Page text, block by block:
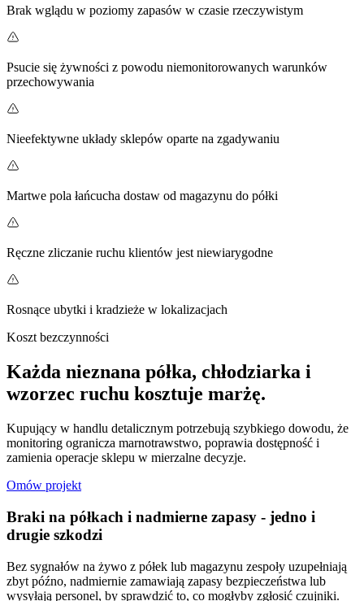
Brak wglądu w poziomy zapasów w czasie rzeczywistym
Psucie się żywności z powodu niemonitorowanych warunków
przechowywania
Nieefektywne układy sklepów oparte na zgadywaniu
Martwe pola łańcucha dostaw od magazynu do półki
Ręczne zliczanie ruchu klientów jest niewiarygodne
Rosnące ubytki i kradzieże w lokalizacjach
Koszt bezczynności
Każda nieznana półka, chłodziarka i
wzorzec ruchu kosztuje marżę.
Kupujący w handlu detalicznym potrzebują szybkiego dowodu, że
monitoring ogranicza marnotrawstwo, poprawia dostępność i
zamienia operacje sklepu w mierzalne decyzje.
Omów projekt
Braki na półkach i nadmierne zapasy - jedno i
drugie szkodzi
Bez sygnałów na żywo z półek lub magazynu zespoły uzupełniają
zbyt późno, nadmiernie zamawiają zapasy bezpieczeństwa lub
wysyłają personel, by sprawdzić to, co mogłyby zgłosić czujniki.